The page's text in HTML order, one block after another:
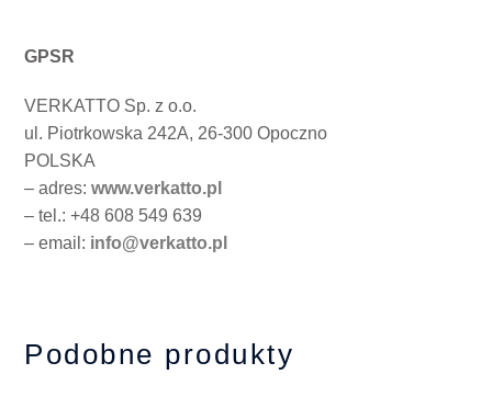
GPSR
VERKATTO Sp. z o.o.
ul. Piotrkowska 242A, 26-300 Opoczno
POLSKA
– adres:www.verkatto.pl
– tel.: +48 608 549 639
– email: info@verkatto.pl
Podobne produkty